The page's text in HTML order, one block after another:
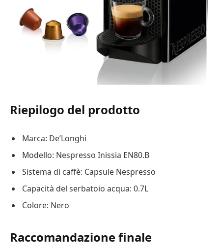
Riepilogo del prodotto
Marca: De’Longhi
Modello: Nespresso Inissia EN80.B
Sistema di caffè: Capsule Nespresso
Capacità del serbatoio acqua: 0.7L
Colore: Nero
Raccomandazione finale